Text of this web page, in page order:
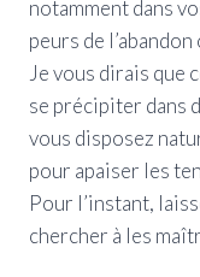
notamment dans
peurs de
Je vous dirais que
se précipiter dans
vous disposez
pour apaiser les
Pour l’instant,
chercher à les